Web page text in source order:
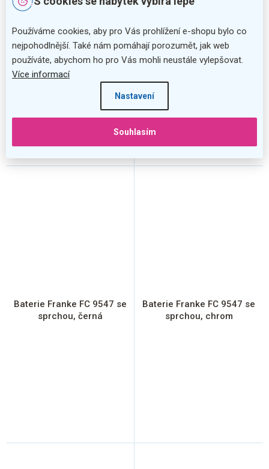
Používáme cookies, aby pro Vás prohlížení e-shopu bylo co
nejpohodlnější. Také nám pomáhají porozumět, jak web
používáte, abychom ho pro Vás mohli neustále vylepšovat.
Více informací
Nastavení
Souhlasím
Baterie Franke FC 9547 se
sprchou, béžová
Baterie Franke FC 9547 se
sprchou, bílá
Baterie Franke FC 9547 se
sprchou, černá
Baterie Franke FC 9547 se
sprchou, chrom